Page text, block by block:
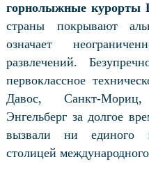
горнолыжные курорты
страны покрывают
означает
развлечений.
первоклассное
Давос, Санкт-
Энгельберг за долгое
вызвали ни единого
столицей